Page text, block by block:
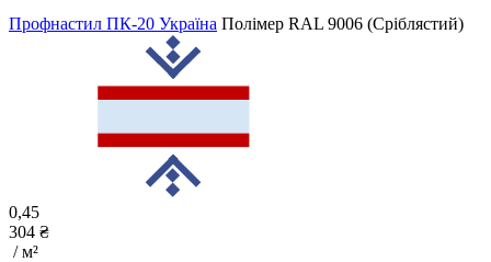
Профнастил ПК-20 Україна Полімер RAL 9006 (Сріблястий)
0,45
304 ₴
/ м²